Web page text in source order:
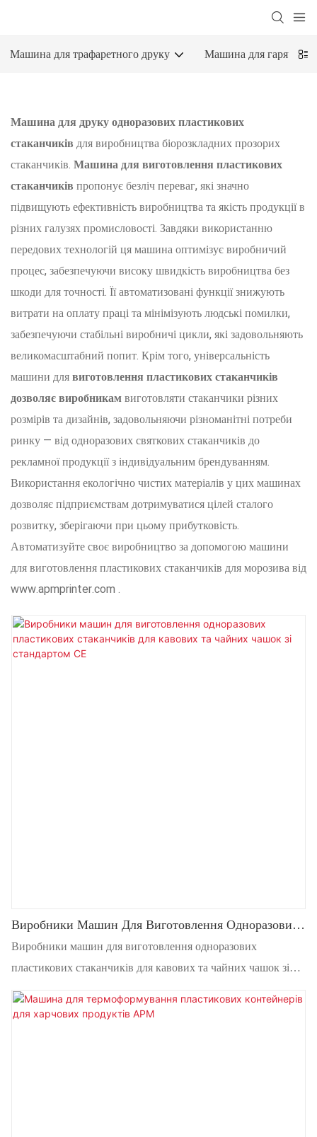
Машина для трафаретного друку Машина для гарячого
Машина для друку одноразових пластикових
стаканчиків для виробництва біорозкладних прозорих
стаканчиків. Машина для виготовлення пластикових
стаканчиків пропонує безліч переваг, які значно
підвищують ефективність виробництва та якість продукції в
різних галузях промисловості. Завдяки використанню
передових технологій ця машина оптимізує виробничий
процес, забезпечуючи високу швидкість виробництва без
шкоди для точності. Її автоматизовані функції знижують
витрати на оплату праці та мінімізують людські помилки,
забезпечуючи стабільні виробничі цикли, які задовольняють
великомасштабний попит. Крім того, універсальність
машини длявиготовлення пластикових стаканчиків
дозволяє виробникамвиготовляти стаканчики різних
розмірів та дизайнів, задовольняючи різноманітні потреби
ринку — від одноразових святкових стаканчиків до
рекламної продукції з індивідуальним брендуванням.
Використання екологічно чистих матеріалів у цих машинах
дозволяє підприємствам дотримуватися цілей сталого
розвитку, зберігаючи при цьому прибутковість.
Автоматизуйте своє виробництво за допомогою машини
для виготовлення пластикових стаканчиків для морозива від
www.apmprinter.com .
Виробники Машин Для Виготовлення Одноразових
Пластикових Стаканчиків Для Кавових Та Чайних
Чашок Зі Стандартом CE
Виробники машин для виготовлення одноразових
пластикових стаканчиків для кавових та чайних чашок зі
стандартом CE